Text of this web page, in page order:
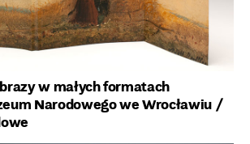
w małych formatach
Narodowego we Wrocławiu /